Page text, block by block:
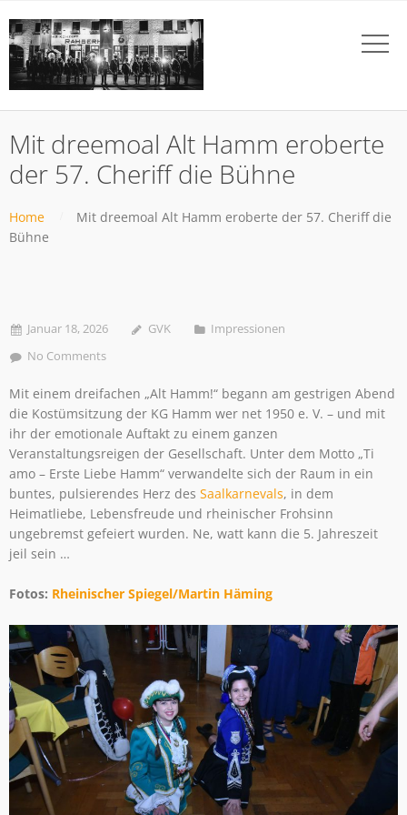
Mit dreemoal Alt Hamm eroberte
der 57. Cheriff die Bühne
Home
Mit dreemoal Alt Hamm eroberte der 57. Cheriff die
Bühne
Januar 18, 2026 GVK
Impressionen
No Comments
Mit einem dreifachen „Alt Hamm!“ begann am gestrigen Abend
die Kostümsitzung der KG Hamm wer net 1950 e. V. – und mit
ihr der emotionale Auftakt zu einem ganzen
Veranstaltungsreigen der Gesellschaft. Unter dem Motto „Ti
amo – Erste Liebe Hamm“ verwandelte sich der Raum in ein
buntes, pulsierendes Herz des Saalkarnevals, in dem
Heimatliebe, Lebensfreude und rheinischer Frohsinn
ungebremst gefeiert wurden. Ne, watt kann die 5. Jahreszeit
jeil sein …
Fotos: Rheinischer Spiegel/Martin Häming